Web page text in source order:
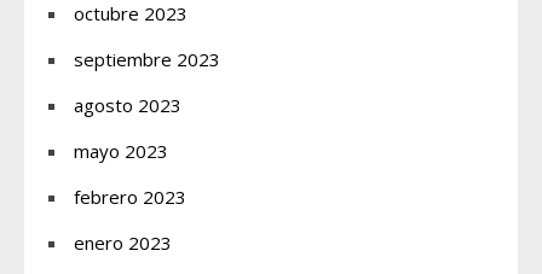
octubre 2023
septiembre 2023
agosto 2023
mayo 2023
febrero 2023
enero 2023